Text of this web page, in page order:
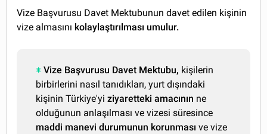
Vize Başvurusu Davet Mektubunun davet edilen kişinin
vize almasını kolaylaştırılması umulur.
Vize Başvurusu Davet Mektubu, kişilerin
birbirlerini nasıl tanıdıkları, yurt dışındaki
kişinin Türkiye'yiziyaretteki amacının ne
olduğunun anlaşılması ve vizesi süresince
maddi manevi durumunun korunması ve vize